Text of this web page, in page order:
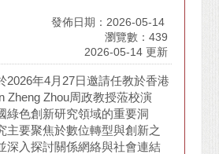
發佈日期：2026-05-14
瀏覽數：439
2026-05-14 更新
2026年4月27日邀請任教於香港
Zheng Zhou周政教授蒞校演
綠色創新研究領域的重要洞
主要聚焦於數位轉型與創新之
深入探討關係網絡與社會連結